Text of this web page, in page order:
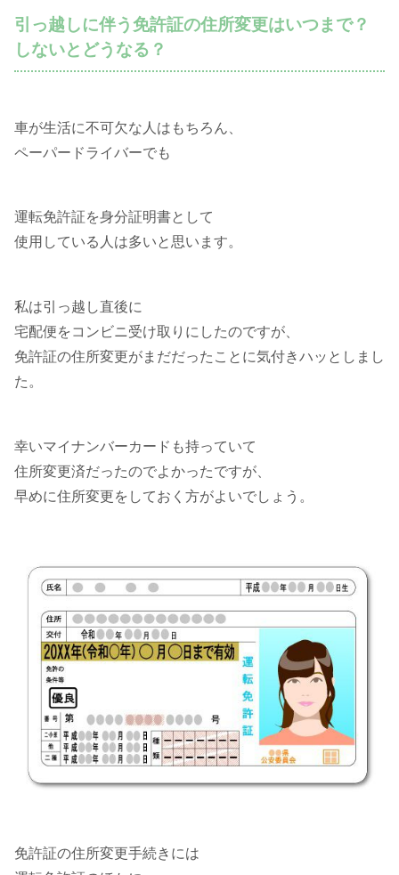
引っ越しに伴う免許証の住所変更はいつまで？
しないとどうなる？
車が生活に不可欠な人はもちろん、
ペーパードライバーでも
運転免許証を身分証明書として
使用している人は多いと思います。
私は引っ越し直後に
宅配便をコンビニ受け取りにしたのですが、
免許証の住所変更がまだだったことに気付きハッとしまし
た。
幸いマイナンバーカードも持っていて
住所変更済だったのでよかったですが、
早めに住所変更をしておく方がよいでしょう。
免許証の住所変更手続きには